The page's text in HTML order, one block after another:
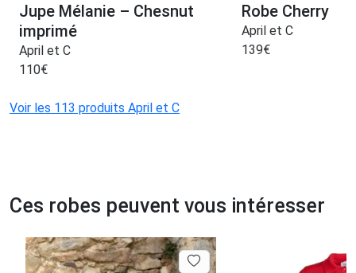
Jupe Mélanie – Chesnut
imprimé
April et C
110€
Robe Cherry
April et C
139€
Voir les 113 produits April et C
Ces robes peuvent vous intéresser